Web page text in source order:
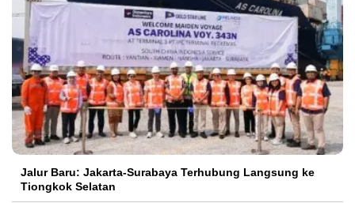
Jalur Baru: Jakarta-Surabaya Terhubung Langsung ke
Tiongkok Selatan